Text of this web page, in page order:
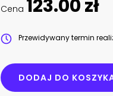
Cena 123.00 zł
Przewidywany termin
DODAJ DO